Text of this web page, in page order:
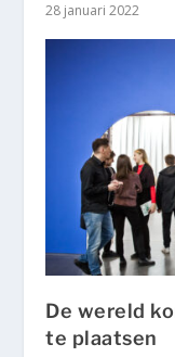
28 januari 2022
De wereld
te plaatsen